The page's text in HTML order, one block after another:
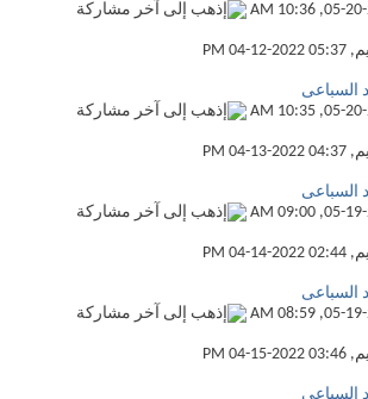
05-
10:36 AM
‏, 04-12-2022 05:37 PM
السباعى
05-
10:35 AM
‏, 04-13-2022 04:37 PM
السباعى
05-
09:00 AM
‏, 04-14-2022 02:44 PM
السباعى
05-
08:59 AM
‏, 04-15-2022 03:46 PM
السباعى